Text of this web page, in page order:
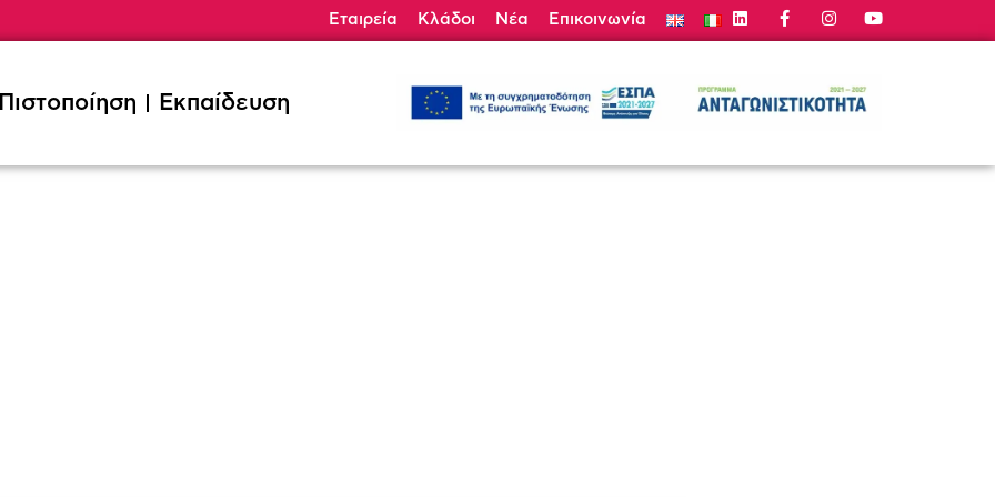
Εταιρεία Κλάδοι Νέα Επικοινωνία
Εκπαίδευση